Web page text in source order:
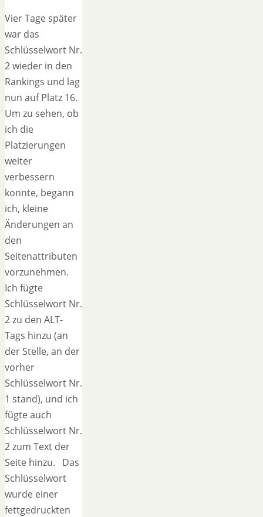
Vier Tage später
war das
Schlüsselwort Nr.
2 wieder in den
Rankings und lag
nun auf Platz 16.
Um zu sehen, ob
ich die
Platzierungen
weiter
verbessern
konnte, begann
ich, kleine
Änderungen an
den
Seitenattributen
vorzunehmen.
Ich fügte
Schlüsselwort Nr.
2 zu den ALT-
Tags hinzu (an
der Stelle, an der
vorher
Schlüsselwort Nr.
1 stand), und ich
fügte auch
Schlüsselwort Nr.
2 zum Text der
Seite hinzu. Das
Schlüsselwort
wurde einer
fettgedruckten